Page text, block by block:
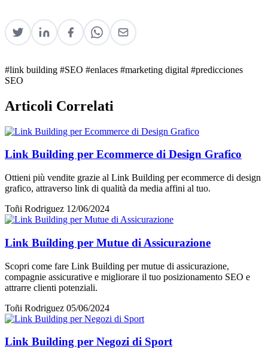
#link building #SEO #enlaces #marketing digital #predicciones
SEO
Articoli Correlati
Link Building per Ecommerce di Design Grafico
Ottieni più vendite grazie al Link Building per ecommerce di design
grafico, attraverso link di qualità da media affini al tuo.
Toñi Rodriguez 12/06/2024
Link Building per Mutue di Assicurazione
Scopri come fare Link Building per mutue di assicurazione,
compagnie assicurative e migliorare il tuo posizionamento SEO e
attrarre clienti potenziali.
Toñi Rodriguez 05/06/2024
Link Building per Negozi di Sport